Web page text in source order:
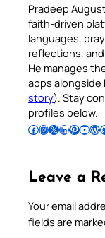
Pradeep
faith-driven
languages,
reflections,
He manages
apps alongside
story). Stay
profiles below.
Follow Pradeep on Facebook Follow Pradeep on InstagramFollow Pradeep on X Follow Pradeep on LinkedIn Follow Pradeep on Pinterest Subscribe to Pradeep’s Youtube Channel Follow Pradeep on WordPress Follow
Leave a
Your email
fields are